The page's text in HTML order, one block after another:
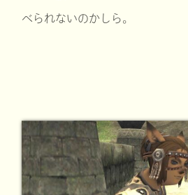
べられないのかしら。